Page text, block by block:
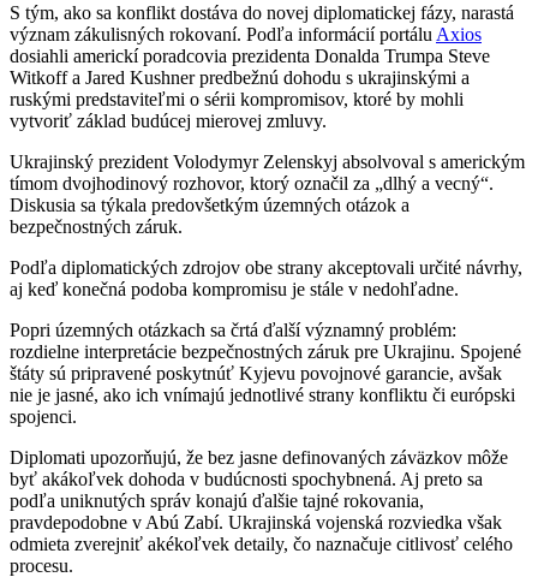
S tým, ako sa konflikt dostáva do novej diplomatickej fázy, narastá
význam zákulisných rokovaní. Podľa informácií portálu Axios
dosiahli americkí poradcovia prezidenta Donalda Trumpa Steve
Witkoff a Jared Kushner predbežnú dohodu s ukrajinskými a
ruskými predstaviteľmi o sérii kompromisov, ktoré by mohli
vytvoriť základ budúcej mierovej zmluvy.
Ukrajinský prezident Volodymyr Zelenskyj absolvoval s americkým
tímom dvojhodinový rozhovor, ktorý označil za „dlhý a vecný“.
Diskusia sa týkala predovšetkým územných otázok a
bezpečnostných záruk.
Podľa diplomatických zdrojov obe strany akceptovali určité návrhy,
aj keď konečná podoba kompromisu je stále v nedohľadne.
Popri územných otázkach sa črtá ďalší významný problém:
rozdielne interpretácie bezpečnostných záruk pre Ukrajinu. Spojené
štáty sú pripravené poskytnúť Kyjevu povojnové garancie, avšak
nie je jasné, ako ich vnímajú jednotlivé strany konfliktu či európski
spojenci.
Diplomati upozorňujú, že bez jasne definovaných záväzkov môže
byť akákoľvek dohoda v budúcnosti spochybnená. Aj preto sa
podľa uniknutých správ konajú ďalšie tajné rokovania,
pravdepodobne v Abú Zabí. Ukrajinská vojenská rozviedka však
odmieta zverejniť akékoľvek detaily, čo naznačuje citlivosť celého
procesu.